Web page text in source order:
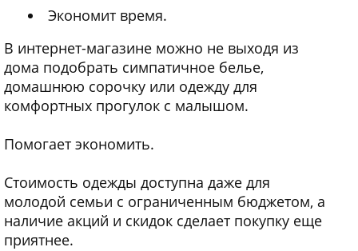
Экономит время.
В интернет-магазине можно не выходя из
дома подобрать симпатичное белье,
домашнюю сорочку или одежду для
комфортных прогулок с малышом.
Помогает экономить.
Стоимость одежды доступна даже для
молодой семьи с ограниченным бюджетом, а
наличие акций и скидок сделает покупку еще
приятнее.